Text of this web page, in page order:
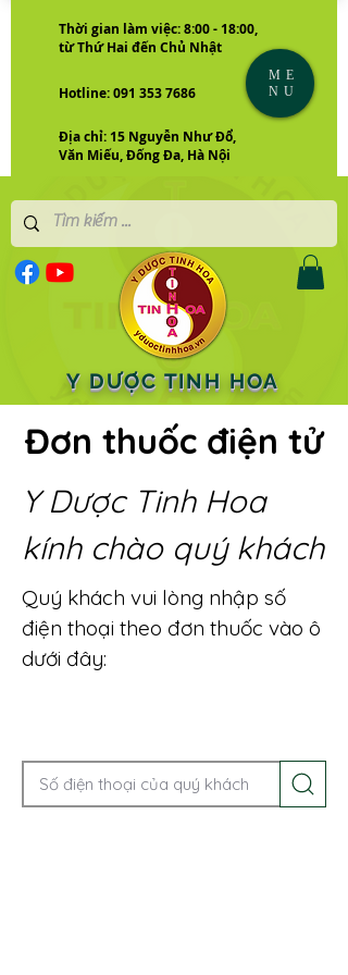
Thời gian làm việc: 8:00 - 18:00,
từ Thứ Hai đến Chủ Nhật
Hotline: 091 353 7686
Địa chỉ: 15 Nguyễn Như Đổ,
Văn Miếu, Đống Đa, Hà Nội
Y DƯỢC TINH HOA
ME
NU
Đơn thuốc điện tử
Y Dược Tinh Hoa
kính chào quý khách
Quý khách vui lòng nhập số
điện thoại theo đơn thuốc vào ô
dưới đây: